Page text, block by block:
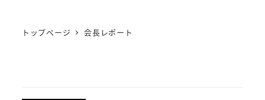
トップページ 会長レポート